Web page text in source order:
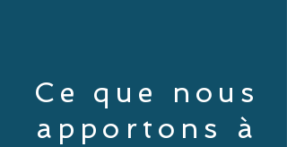
Ce que nous
apportons à